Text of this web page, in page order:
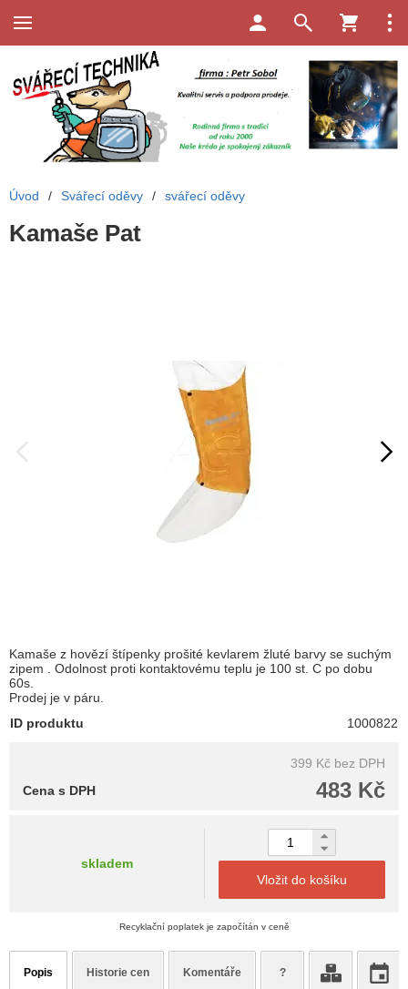
Úvod / Svářecí oděvy / svářecí oděvy
Kamaše Pat
Kamaše z hovězí štípenky prošité kevlarem žluté barvy se suchým
zipem . Odolnost proti kontaktovému teplu je 100 st. C po dobu
60s.
Prodej je v páru.
ID produktu
1000822
399 Kč bez DPH
483 Kč
Cena s DPH
skladem
Vložit do košíku
Recyklační poplatek je započítán v ceně
Popis Historie cen Komentáře ?